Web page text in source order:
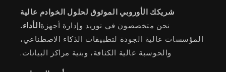
شريكك الأوروبي الموثوق لحلول الخوادم عالية
الأداء.نحن متخصصون في توريد وإدارة أجهزة
المؤسسات عالية الجودة لتطبيقات الذكاء الاصطناعي،
والحوسبة عالية الكثافة، وبنية مراكز البيانات.